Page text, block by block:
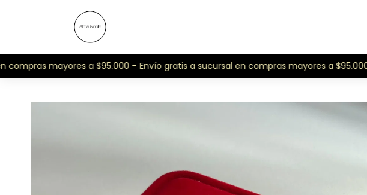
mayores a $95.000 - Envío gratis a sucursal en compras mayores a $95.000 -